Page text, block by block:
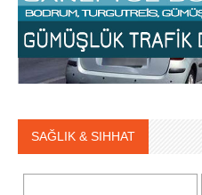
SAĞLIK & SIHHAT